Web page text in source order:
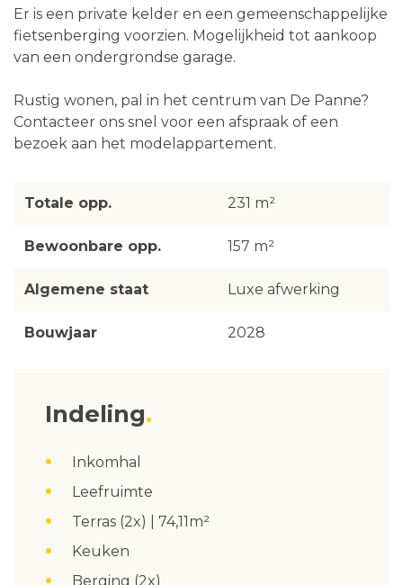
Er is een private kelder en een gemeenschappelijke
fietsenberging voorzien. Mogelijkheid tot aankoop
van een ondergrondse garage.
Rustig wonen, pal in het centrum van De Panne?
Contacteer ons snel voor een afspraak of een
bezoek aan het modelappartement.
Totale opp. 231 m²
Bewoonbare opp. 157 m²
Algemene staat Luxe afwerking
Bouwjaar 2028
Indeling
Inkomhal
Leefruimte
Terras (2x) | 74,11m²
Keuken
Berging (2x)